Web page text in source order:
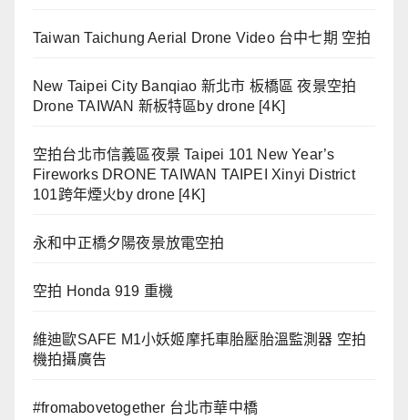
Taiwan Taichung Aerial Drone Video 台中七期 空拍
New Taipei City Banqiao 新北市 板橋區 夜景空拍
Drone TAIWAN 新板特區by drone [4K]
空拍台北市信義區夜景 Taipei 101 New Year’s
Fireworks DRONE TAIWAN TAIPEI Xinyi District
101跨年煙火by drone [4K]
永和中正橋夕陽夜景放電空拍
空拍 Honda 919 重機
維迪歐SAFE M1小妖姬摩托車胎壓胎溫監測器 空拍
機拍攝廣告
#fromabovetogether 台北市華中橋